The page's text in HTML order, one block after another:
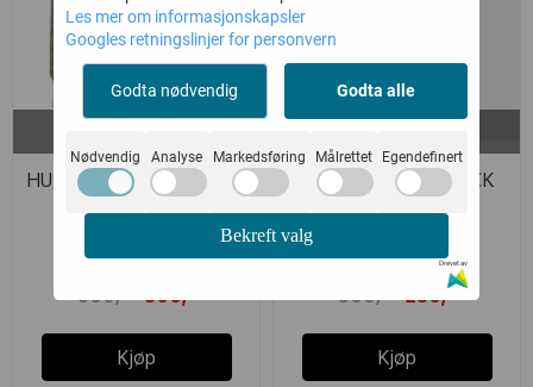
På lager i
HUMMEL JAKKE THERMO
WEST ...
Hummel
600,- 300,-
Kjøp
På lager i
HUMMEL JAKKE TRICK
CAPULET ...
Hummel
500,- 250,-
Kjøp
Les mer om informasjonskapsler
Googles retningslinjer for personvern
Godta nødvendig Godta alle
Nødvendig Analyse Markedsføring Målrettet Egendefinert
Bekreft valg
Drevet av